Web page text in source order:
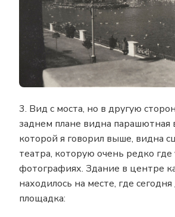
3. Вид с моста, но в другую
заднем плане видна парашютная
которой я говорил выше, видна
театра, которую очень редко
фотографиях. Здание в центре
находилось на месте, где сегодня
площадка: